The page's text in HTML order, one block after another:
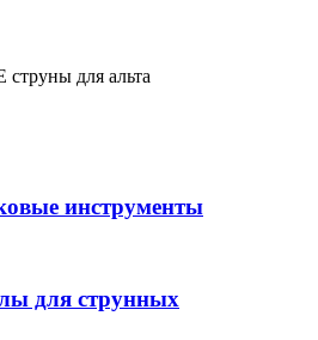
струны для альта
инструменты
для струнных